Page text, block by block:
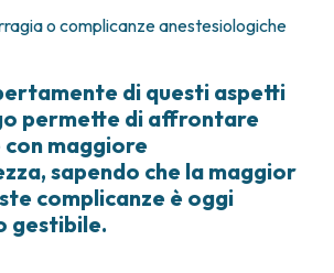
o complicanze anestesiologiche
di questi aspetti
permette di affrontare
con maggiore
sapendo che la maggior
complicanze è oggi
gestibile.